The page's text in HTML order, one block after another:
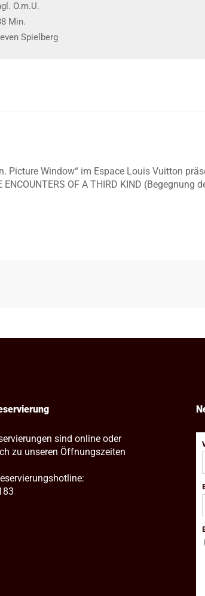
O.m.U.
Min.
Spielberg
Picture Window“ im Espace Louis Vuitton
OF A THIRD KIND (Begegnung
sind online oder
zu unseren Öffnungszeiten